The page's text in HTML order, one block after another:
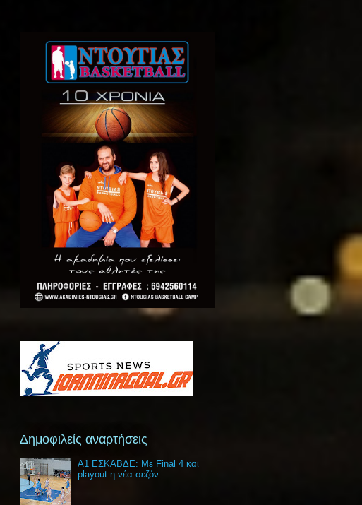
Δημοφιλείς αναρτήσεις
Α1 ΕΣΚΑΒΔΕ: Με Final 4 και
playout η νέα σεζόν